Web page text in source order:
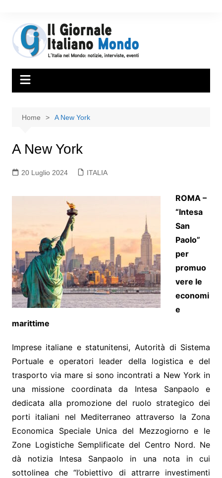
Home A New York
A New York
20 Luglio 2024 ITALIA
ROMA –
“Intesa
San
Paolo”
per
promuo
vere le
economi
e
marittime
Imprese italiane e statunitensi, Autorità di Sistema
Portuale e operatori leader della logistica e del
trasporto via mare si sono incontrati a New York in
una missione coordinata da Intesa Sanpaolo e
dedicata alla promozione del ruolo strategico dei
porti italiani nel Mediterraneo attraverso la Zona
Economica Speciale Unica del Mezzogiorno e le
Zone Logistiche Semplificate del Centro Nord. Ne
dà notizia Intesa Sanpaolo in una nota in cui
sottolinea che “l’obiettivo di attrarre investimenti